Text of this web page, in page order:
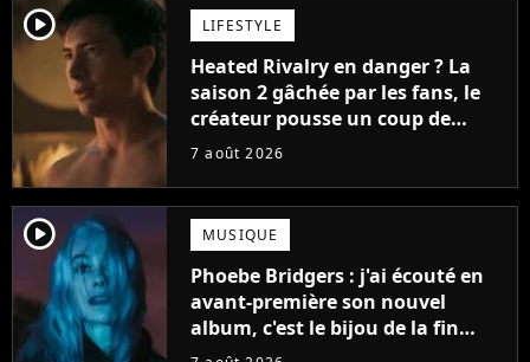
player2 LIFESTYLE
Heated Rivalry en danger ? La
saison 2 gâchée par les fans, le
créateur pousse un coup de
gueule
7 août 2026
player2 MUSIQUE
Phoebe Bridgers : j'ai écouté en
avant-première son nouvel
album, c'est le bijou de la fin
d'été